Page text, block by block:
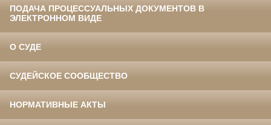
ПОДАЧА ПРОЦЕССУАЛЬНЫХ ДОКУМЕНТОВ В
ЭЛЕКТРОННОМ ВИДЕ
О СУДЕ
СУДЕЙСКОЕ СООБЩЕСТВО
НОРМАТИВНЫЕ АКТЫ